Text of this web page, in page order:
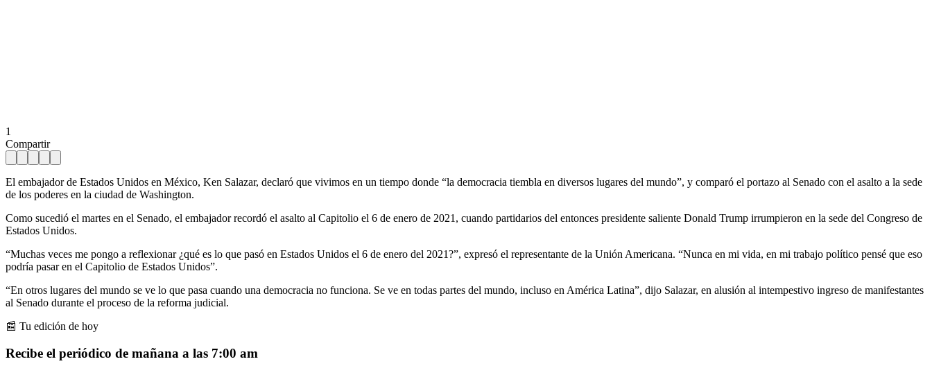
1
Compartir
El embajador de Estados Unidos en México, Ken Salazar, declaró que vivimos en un tiempo donde “la democracia tiembla en diversos lugares del mundo”, y comparó el portazo al Senado con el asalto a la sede
de los poderes en la ciudad de Washington.
Como sucedió el martes en el Senado, el embajador recordó el asalto al Capitolio el 6 de enero de 2021, cuando partidarios del entonces presidente saliente Donald Trump irrumpieron en la sede del Congreso de
Estados Unidos.
“Muchas veces me pongo a reflexionar ¿qué es lo que pasó en Estados Unidos el 6 de enero del 2021?”, expresó el representante de la Unión Americana. “Nunca en mi vida, en mi trabajo político pensé que eso
podría pasar en el Capitolio de Estados Unidos”.
“En otros lugares del mundo se ve lo que pasa cuando una democracia no funciona. Se ve en todas partes del mundo, incluso en América Latina”, dijo Salazar, en alusión al intempestivo ingreso de manifestantes
al Senado durante el proceso de la reforma judicial.
📰 Tu edición de hoy
Recibe el periódico de mañana a las 7:00 am